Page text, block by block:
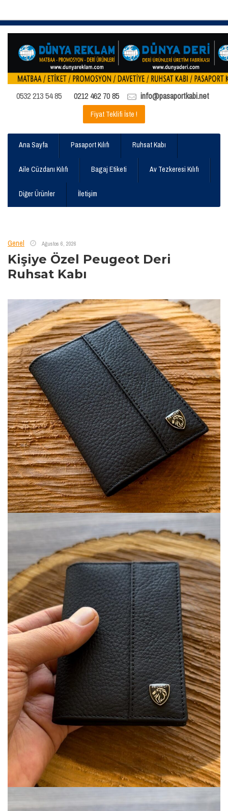
0532 213 54 85 0212 462 70 85 info@pasaportkabi.net
Fiyat Teklifi İste !
Ana Sayfa Pasaport Kılıfı Ruhsat Kabı
Aile Cüzdanı Kılıfı Bagaj Etiketi Av Tezkeresi Kılıfı
Diğer Ürünler İletişim
Genel Ağustos 6, 2026
Kişiye Özel Peugeot Deri
Ruhsat Kabı